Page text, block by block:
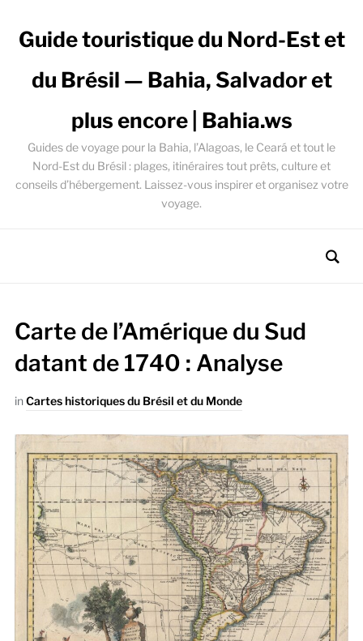
Guide touristique du Nord-Est et
du Brésil — Bahia, Salvador et
plus encore | Bahia.ws
Guides de voyage pour la Bahia, l’Alagoas, le Ceará et tout le
Nord-Est du Brésil : plages, itinéraires tout prêts, culture et
conseils d’hébergement. Laissez-vous inspirer et organisez votre
voyage.
Carte de l’Amérique du Sud
datant de 1740 : Analyse
inCartes historiques du Brésil et du Monde